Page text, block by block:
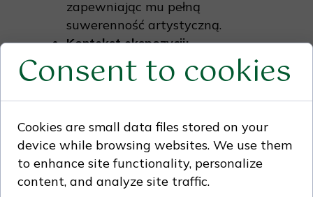
zapewniając mu pełną
suwerenność artystyczną.
Kontekst ekspozycji:
Kameralna, poetycka
kompozycja, która wnosi do
przestrzeni prywatnej aurę
zaufania. Doskonale sprawdzi
się w miejscach o spokojnym,
intymnym charakterze,
harmonizując przestrzeń i
Consent to cookies
Cookies are small data files stored on your
device while browsing websites. We use them
to enhance site functionality, personalize
content, and analyze site traffic.